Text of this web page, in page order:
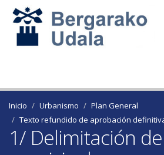
Inicio Urbanismo
Plan General
Texto refundido de aprobación
1/ Delimitación